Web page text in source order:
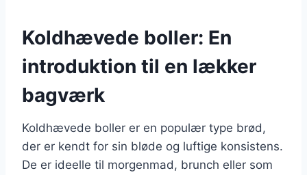
Koldhævede boller: En
introduktion til en lækker
bagværk
Koldhævede boller er en populær type brød,
der er kendt for sin bløde og luftige konsistens.
De er ideelle til morgenmad, brunch eller som